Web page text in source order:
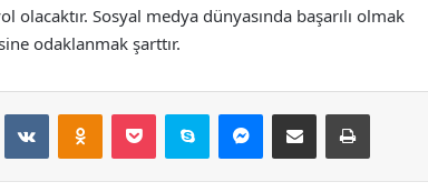
Sosyal medya dünyasında başarılı olmak
odaklanmak şarttır.
VKontakteOdnoklassniki
Pocket Skype Messenger
E-Posta ile paylaş Yazdır